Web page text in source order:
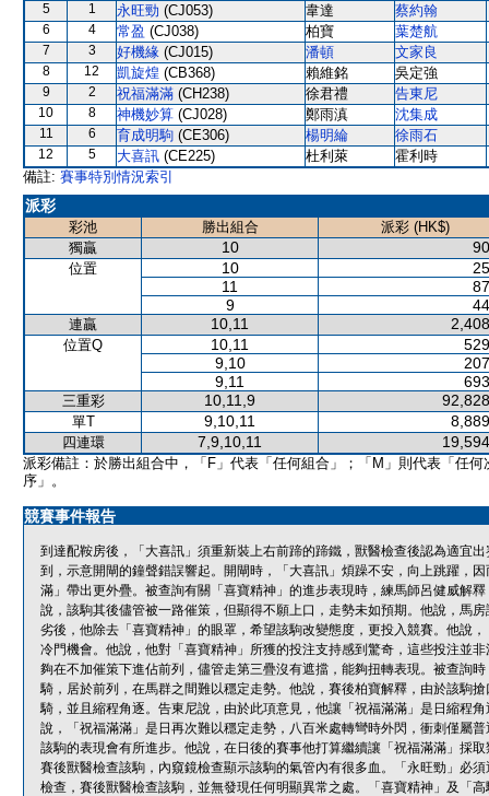
5 1 永旺勁 (CJ053) 韋達 蔡約翰
6 4 常盈 (CJ038) 柏寶 葉楚航
7 3 好機緣 (CJ015) 潘頓 文家良
8 12 凱旋煌 (CB368) 賴維銘 吳定強
9 2 祝福滿滿 (CH238) 徐君禮 告東尼
10 8 神機妙算 (CJ028) 鄭雨滇 沈集成
11 6 育成明駒 (CE306) 楊明綸 徐雨石
12 5 大喜訊 (CE225) 杜利萊
霍利時
備註: 賽事特別情況索引
派彩
彩池 勝出組合
派彩 (HK$)
獨贏
10
位置 10
11
9
連贏 10,11
位置Q 10,11
9,10
9,11
三重彩 10,11,9
單T 9,10,11
四連環 7,9,10,11
派彩備註：於勝出組合中，「F」代表「任何組合」；「M」則代表「任何
序」。
競賽事件報告
到達配鞍房後，「大喜訊」須重新裝上右前蹄的蹄鐵，獸醫檢查後認為適宜
到，示意開閘的鐘聲錯誤響起。開閘時，「大喜訊」煩躁不安，向上跳躍，
滿」帶出更外疊。被查詢有關「喜寶精神」的進步表現時，練馬師呂健威解
說，該駒其後儘管被一路催策，但顯得不願上口，走勢未如預期。他說，馬
劣後，他除去「喜寶精神」的眼罩，希望該駒改變態度，更投入競賽。他說
冷門機會。他說，他對「喜寶精神」所獲的投注支持感到驚奇，這些投注並
夠在不加催策下進佔前列，儘管走第三疊沒有遮擋，能夠扭轉表現。被查詢
騎，居於前列，在馬群之間難以穩定走勢。他說，賽後柏寶解釋，由於該駒
騎，並且縮程角逐。告東尼說，由於此項意見，他讓「祝福滿滿」是日縮程
說，「祝福滿滿」是日再次難以穩定走勢，八百米處轉彎時外閃，衝刺僅屬
該駒的表現會有所進步。他說，在日後的賽事他打算繼續讓「祝福滿滿」採
賽後獸醫檢查該駒，內窺鏡檢查顯示該駒的氣管內有很多血。「永旺勁」必
檢查，賽後獸醫檢查該駒，並無發現任何明顯異常之處。「喜寶精神」及「